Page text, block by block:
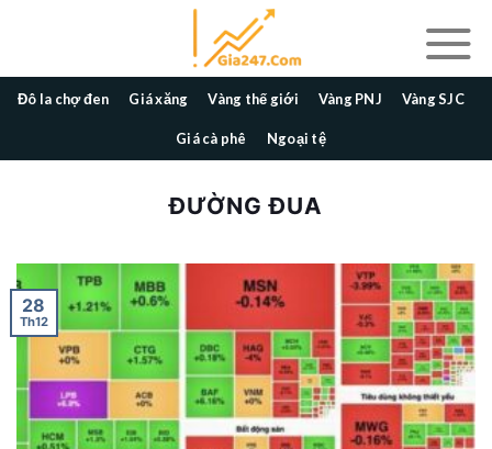
Đô la chợ đen Giá xăng Vàng thế giới Vàng PNJ Vàng SJC
Giá cà phê Ngoại tệ
ĐƯỜNG ĐUA
28
Th12